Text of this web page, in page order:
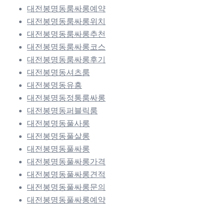
대전봉명동룸싸롱예약
대전봉명동룸싸롱위치
대전봉명동룸싸롱추천
대전봉명동룸싸롱코스
대전봉명동룸싸롱후기
대전봉명동셔츠룸
대전봉명동유흥
대전봉명동정통룸싸롱
대전봉명동퍼블릭룸
대전봉명동풀사롱
대전봉명동풀살롱
대전봉명동풀싸롱
대전봉명동풀싸롱가격
대전봉명동풀싸롱견적
대전봉명동풀싸롱문의
대전봉명동풀싸롱예약